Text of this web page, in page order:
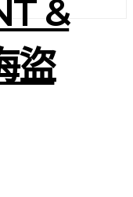
&
盜